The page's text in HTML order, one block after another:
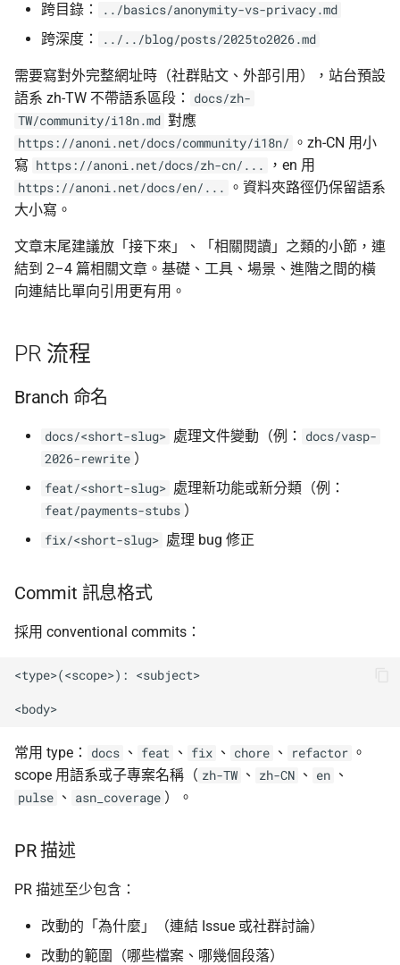
跨目錄： ../basics/anonymity-vs-privacy.md
跨深度： ../../blog/posts/2025to2026.md
需要寫對外完整網址時（社群貼文、外部引用），站台預設
語系 zh-TW 不帶語系區段：
docs/zh-
TW/community/i18n.md 對應
https://anoni.net/docs/community/i18n/ 。zh-CN 用小
寫 https://anoni.net/docs/zh-cn/... ，en 用
https://anoni.net/docs/en/...
。資料夾路徑仍保留語系
大小寫。
文章末尾建議放「接下來」、「相關閱讀」之類的小節，連
結到 2–4 篇相關文章。基礎、工具、場景、進階之間的橫
向連結比單向引用更有用。
PR 流程
Branch 命名
docs/<short-slug> 處理文件變動（例：
docs/vasp-
2026-rewrite ）
feat/<short-slug> 處理新功能或新分類（例：
feat/payments-stubs ）
fix/<short-slug> 處理 bug 修正
Commit 訊息格式
採用 conventional commits：
<type>(<scope>): <subject>
常用 type： docs 、 feat 、 fix 、 chore 、 refactor 。
scope 用語系或子專案名稱（ zh-TW 、 zh-CN 、 en 、
pulse 、 asn_coverage ）。
PR 描述
PR 描述至少包含：
改動的「為什麼」（連結 Issue 或社群討論）
改動的範圍（哪些檔案、哪幾個段落）